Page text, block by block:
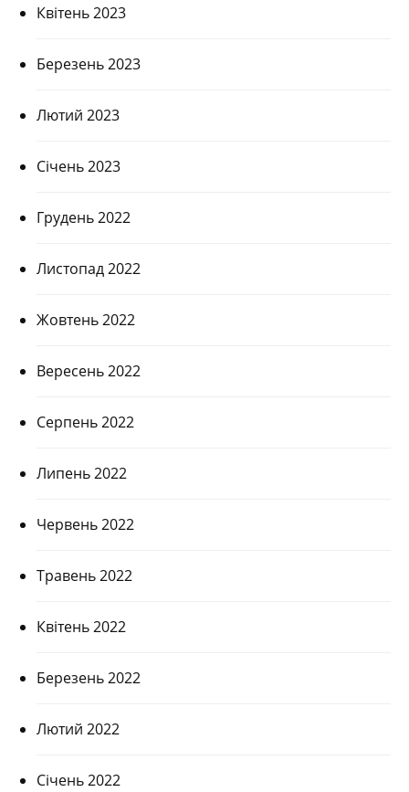
Квітень 2023
Березень 2023
Лютий 2023
Січень 2023
Грудень 2022
Листопад 2022
Жовтень 2022
Вересень 2022
Серпень 2022
Липень 2022
Червень 2022
Травень 2022
Квітень 2022
Березень 2022
Лютий 2022
Січень 2022